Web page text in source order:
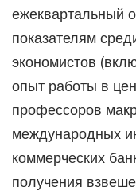
ежеквартальный
показателям
экономистов
опыт работы в
профессоров
международных
коммерческих
получения